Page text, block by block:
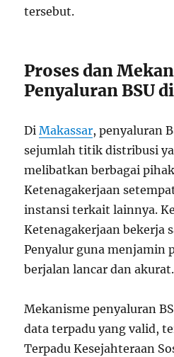
tersebut.
Proses dan
Penyaluran BSU
DiMakassar, penyaluran
sejumlah titik distribusi
melibatkan berbagai
Ketenagakerjaan
instansi terkait lainnya.
Ketenagakerjaan bekerja
Penyalur guna menjamin
berjalan lancar dan akurat.
Mekanisme penyaluran
data terpadu yang valid,
Terpadu Kesejahteraan